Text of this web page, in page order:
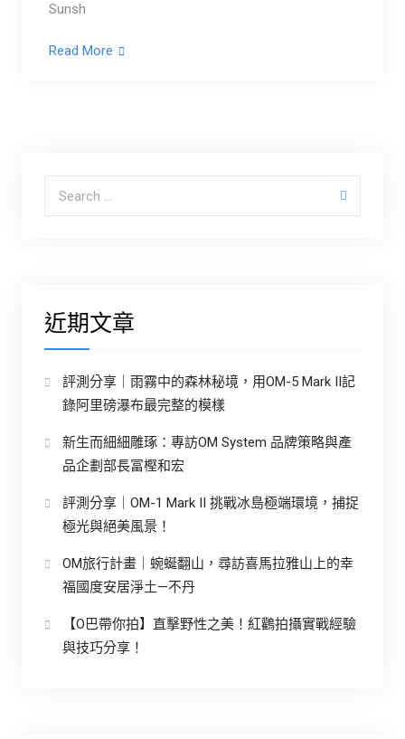
Sunsh
Read More
近期文章
評測分享｜雨霧中的森林秘境，用OM-5 Mark II記
錄阿里磅瀑布最完整的模樣
新生而細細雕琢：專訪OM System 品牌策略與產
品企劃部長冨樫和宏
評測分享｜OM-1 Mark II 挑戰冰島極端環境，捕捉
極光與絕美風景！
OM旅行計畫｜蜿蜒翻山，尋訪喜馬拉雅山上的幸
福國度安居淨土—不丹
【O巴帶你拍】直擊野性之美！紅鸛拍攝實戰經驗
與技巧分享！